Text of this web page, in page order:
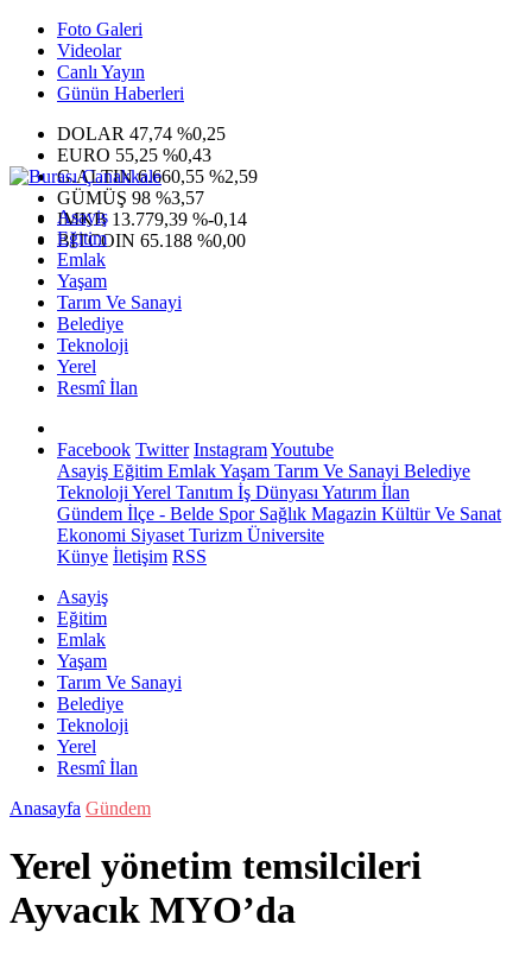
Foto Galeri
Videolar
Canlı Yayın
Günün Haberleri
DOLAR 47,74 %0,25
EURO 55,25 %0,43
G.ALTIN6.660,55 %2,59
GÜMÜŞ 98 %3,57
IMKB 13.779,39 %-0,14
BITCOIN 65.188 %0,00
Asayiş
Eğitim
Emlak
Yaşam
Tarım Ve Sanayi
Belediye
Teknoloji
Yerel
Resmî İlan
Facebook Twitter InstagramYoutube
Asayiş Eğitim EmlakYaşam Tarım Ve Sanayi Belediye
Teknoloji Yerel Tanıtım İş Dünyası Yatırım İlan
Gündem İlçe - Belde SporSağlık Magazin Kültür Ve Sanat
Ekonomi Siyaset Turizm Üniversite
Künye İletişim RSS
Asayiş
Eğitim
Emlak
Yaşam
Tarım Ve Sanayi
Belediye
Teknoloji
Yerel
Resmî İlan
Anasayfa Gündem
Yerel yönetim temsilcileri
Ayvacık MYO’da